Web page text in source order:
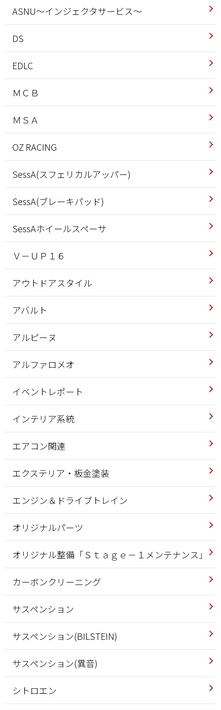
ASNU～インジェクタサービス～
DS
EDLC
ＭＣＢ
ＭＳＡ
OZ RACING
SessA(スフェリカルアッパー)
SessA(ブレーキパッド)
SessAホイールスペーサ
Ｖ－ＵＰ１６
アウトドアスタイル
アバルト
アルピーヌ
アルファロメオ
イベントレポート
インテリア系統
エアコン関連
エクステリア・板金塗装
エンジン＆ドライブトレイン
オリジナルパーツ
オリジナル整備「Ｓｔａｇｅ－１メンテナンス」
カーボンクリーニング
サスペンション
サスペンション(BILSTEIN)
サスペンション(異音)
シトロエン